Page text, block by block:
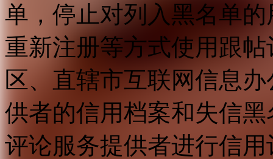
单，停止对列入黑名单
重新注册等方式使用跟
区、直辖市互联网信息
供者的信用档案和失信
评论服务提供者进行信用